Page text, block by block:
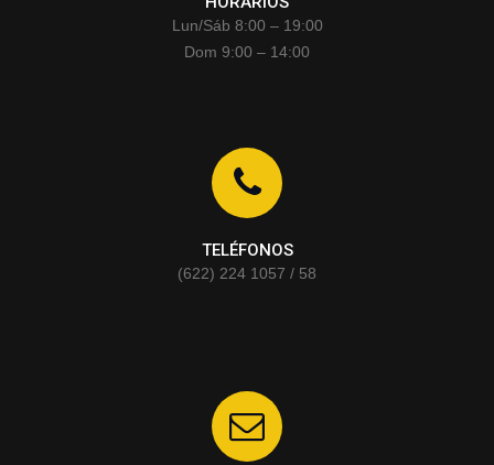
Lun/Sáb 8:00 – 19:00
Dom 9:00 – 14:00
TELÉFONOS
(622) 224 1057 / 58